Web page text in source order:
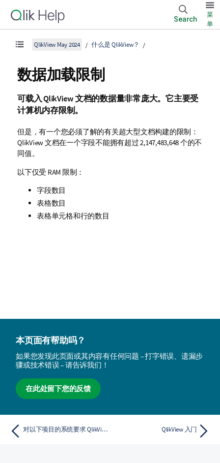
Search
菜
单
QlikView May 2024 什么是 QlikView？
数据加载限制
可载入QlikView文档的数据量非常庞大。它主要受
计算机内存限制。
但是，有一个您必须了解的有关超大型文档构建的限制：
QlikView文档在一个字段不能拥有超过 2,147,483,648 个的不
同值。
以下仅受 RAM 限制：
字段数目
表格数目
表格单元格和行的数目
本页面有帮助吗？
如果您发现此页面或其内容有任何问题 – 打字错误、遗漏步
骤或技术错误 – 请告诉我们！
在此处留下您的反馈
对以下项目的系统要求 QlikView QlikView 入门